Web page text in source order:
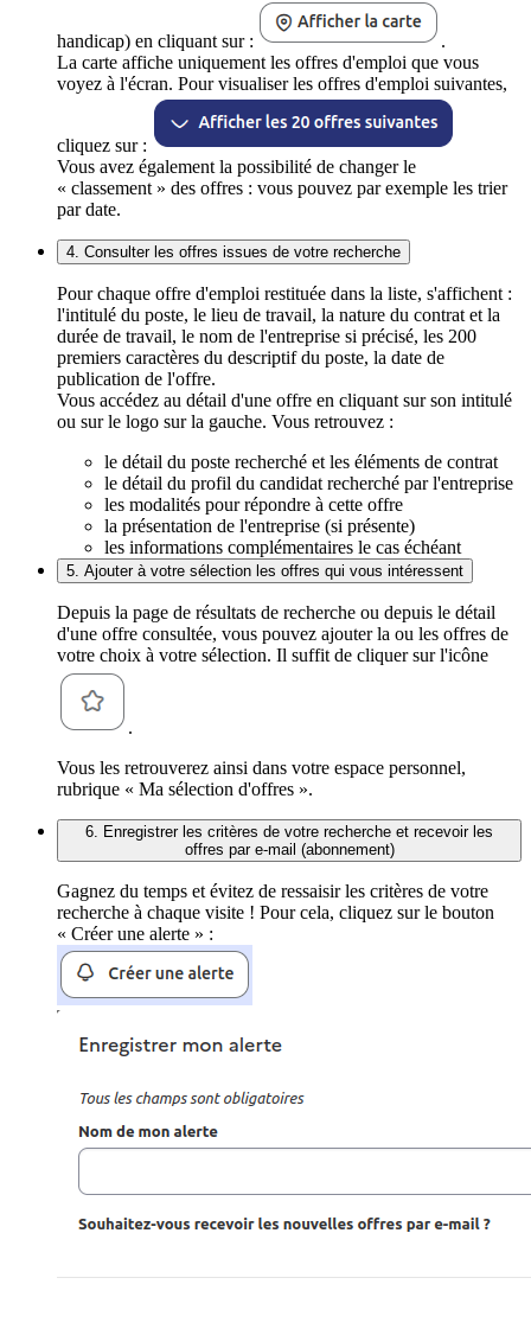
handicap) en cliquant sur :
.
La carte affiche uniquement les offres d'emploi que vous
voyez à l'écran. Pour visualiser les offres d'emploi suivantes,
cliquez sur :
Vous avez également la possibilité de changer le
« classement » des offres : vous pouvez par exemple les trier
par date.
4. Consulter les offres issues de votre recherche
Pour chaque offre d'emploi restituée dans la liste, s'affichent :
l'intitulé du poste, le lieu de travail, la nature du contrat et la
durée de travail, le nom de l'entreprise si précisé, les 200
premiers caractères du descriptif du poste, la date de
publication de l'offre.
Vous accédez au détail d'une offre en cliquant sur son intitulé
ou sur le logo sur la gauche. Vous retrouvez :
le détail du poste recherché et les éléments de contrat
le détail du profil du candidat recherché par l'entreprise
les modalités pour répondre à cette offre
la présentation de l'entreprise (si présente)
les informations complémentaires le cas échéant
5. Ajouter à votre sélection les offres qui vous intéressent
Depuis la page de résultats de recherche ou depuis le détail
d'une offre consultée, vous pouvez ajouter la ou les offres de
votre choix à votre sélection. Il suffit de cliquer sur l'icône
.
Vous les retrouverez ainsi dans votre espace personnel,
rubrique « Ma sélection d'offres ».
6. Enregistrer les critères de votre recherche et recevoir les
offres par e-mail (abonnement)
Gagnez du temps et évitez de ressaisir les critères de votre
recherche à chaque visite ! Pour cela, cliquez sur le bouton
« Créer une alerte » :